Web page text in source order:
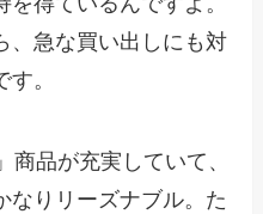
、急な買い出しにも対
。
商品が充実していて、
なりリーズナブル。た